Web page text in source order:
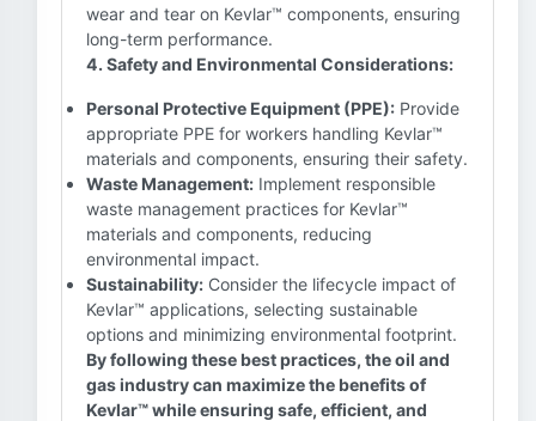
wear and tear on Kevlar™ components, ensuring
long-term performance.
4. Safety and Environmental Considerations:
Personal Protective Equipment (PPE): Provide
appropriate PPE for workers handling Kevlar™
materials and components, ensuring their safety.
Waste Management: Implement responsible
waste management practices for Kevlar™
materials and components, reducing
environmental impact.
Sustainability: Consider the lifecycle impact of
Kevlar™ applications, selecting sustainable
options and minimizing environmental footprint.
By following these best practices, the oil and
gas industry can maximize the benefits of
Kevlar™ while ensuring safe, efficient, and